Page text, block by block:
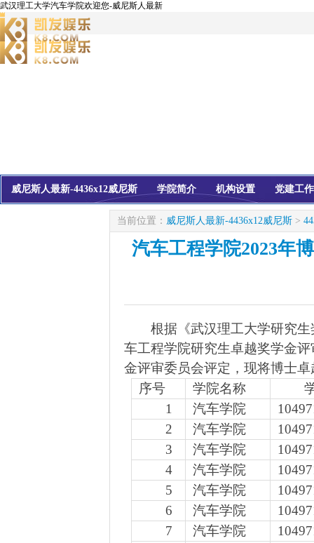
武汉理工大学汽车学院欢迎您-威尼斯人最新
威尼斯人最新-4436x12威尼斯 学院简介 机构设置 党建工作
当前位置： 威尼斯人最新-4436x12威尼斯 >
汽车工程学院2023年
根据《武汉理工大学研究
车工程学院研究生卓越奖学金
金评审委员会评定，现将博士
序号
学院名称
1
汽车学院
2
汽车学院
3
汽车学院
4
汽车学院
5
汽车学院
6
汽车学院
7
汽车学院